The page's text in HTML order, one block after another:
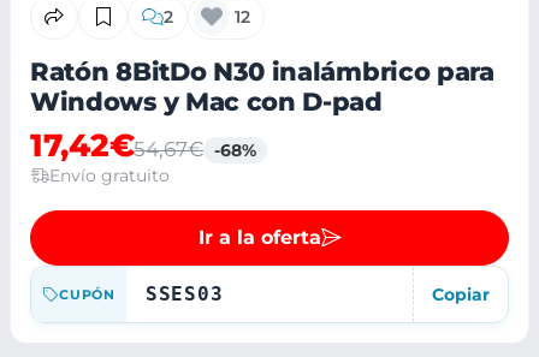
2 12
Ratón 8BitDo N30 inalámbrico para
Windows y Mac con D-pad
17,42€54,67€ -68%
Envío gratuito
Ir a la oferta
CUPÓN SSES03 Copiar